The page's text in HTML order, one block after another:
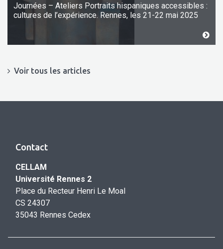
Journées – Ateliers Portraits hispaniques accessibles :
cultures de l’expérience. Rennes, les 21-22 mai 2025
Voir tous les articles
Contact
CELLAM
Université Rennes 2
Place du Recteur Henri Le Moal
CS 24307
35043 Rennes Cedex